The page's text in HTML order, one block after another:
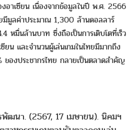
อาเซียน เนื่องจากข้อมูลในปี พ.ศ. 2566
มีมูลค่าประมาณ 1,300 ล้านดอลลาร์
หมื่นล้านบาท ซึ่งถือเป็นการเติบโตที่เร็ว
น และจำนวนผู้เล่นเกมในไทยมีมากถึง
องประชากรไทย กลายเป็นตลาดสำคัญ
พัฒนา. (2567, 17 เมษายน). นิคมฯ